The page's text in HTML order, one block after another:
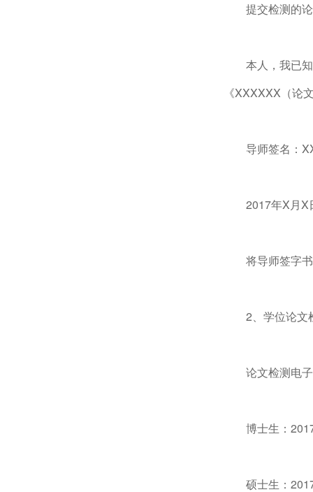
提交检测的
本人，我已
《XXXXXX（论
导师签名：
2017年X月X
将导师签字
2、学位论文
论文检测电
博士生：
硕士生：